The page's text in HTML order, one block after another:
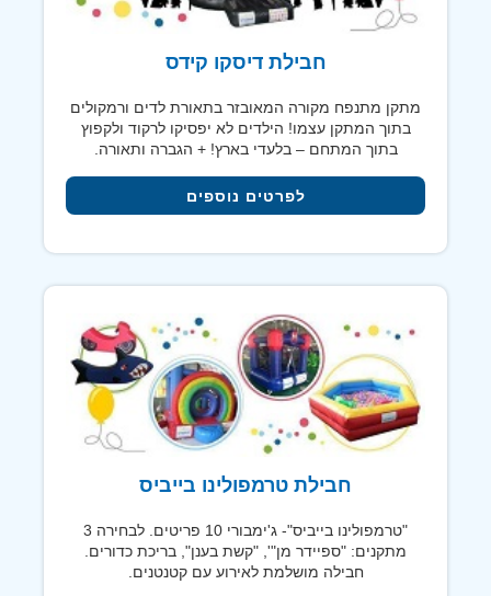
חבילת דיסקו קידס
מתקן מתנפח מקורה המאובזר בתאורת לדים ורמקולים
בתוך המתקן עצמו! הילדים לא יפסיקו לרקוד ולקפוץ
בתוך המתחם – בלעדי בארץ! + הגברה ותאורה.
לפרטים נוספים
חבילת טרמפולינו בייביס
"טרמפולינו בייביס"- ג'ימבורי 10 פריטים. לבחירה 3
מתקנים: "ספיידר מן"', "קשת בענן", בריכת כדורים.
חבילה מושלמת לאירוע עם קטנטנים.